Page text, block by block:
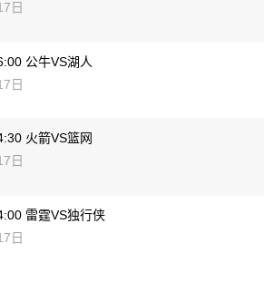
日
公牛VS湖人
日
火箭VS篮网
日
雷霆VS独行侠
日